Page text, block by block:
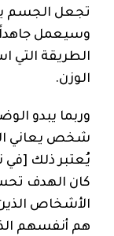
تجعل الجسم
وسيعمل
الطريقة التي
الوزن.
وربما يبدو
شخص يعاني
يُعتبر ذلك [في
كان الهدف
الأشخاص الذين
هم أنفسهم